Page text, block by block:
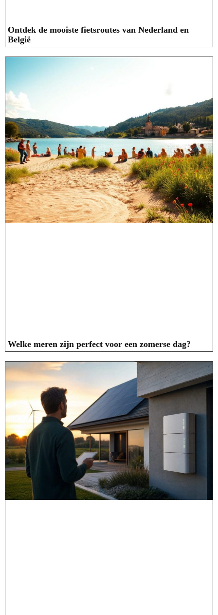
Ontdek de mooiste fietsroutes van Nederland en
België
Welke meren zijn perfect voor een zomerse dag?